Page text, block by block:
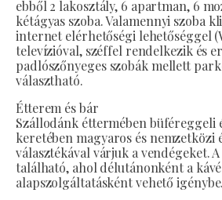
ebből 2 lakosztály, 6 apartman, 6
kétágyas szoba. Valamennyi szoba
internet elérhetőségi lehetőséggel
televízióval, széffel rendelkezik és
padlószőnyeges szobák mellett
választható.
Étterem és bár
Szállodánk éttermében büféreggeli
keretében magyaros és nemzetközi
választékával várjuk a vendégeket.
található, ahol délutánonként a
alapszolgáltatásként vehető igénybe.